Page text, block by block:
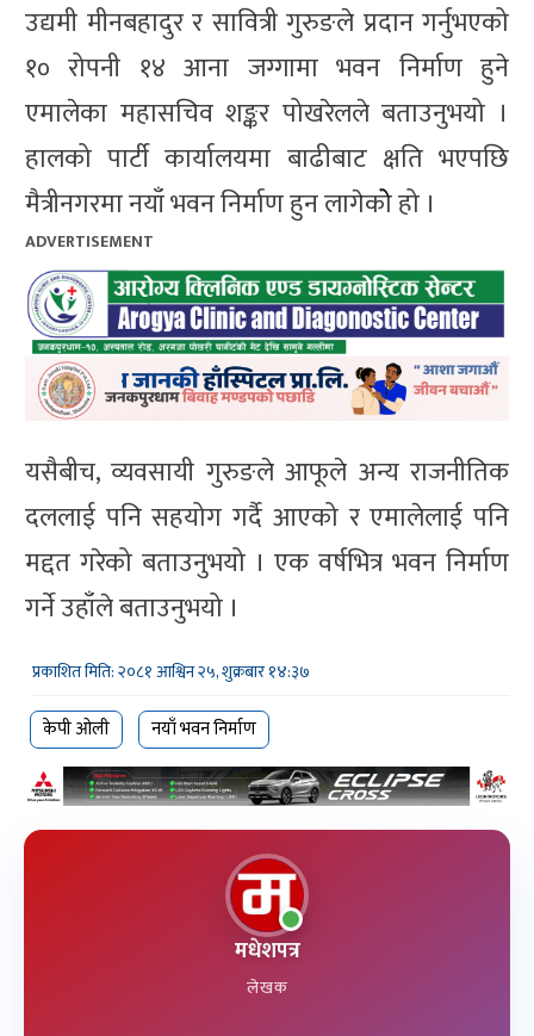
उद्यमी मीनबहादुर र सावित्री गुरुङले प्रदान गर्नुभएको
१० रोपनी १४ आना जग्गामा भवन निर्माण हुने
एमालेका महासचिव शङ्कर पोखरेलले बताउनुभयो ।
हालको पार्टी कार्यालयमा बाढीबाट क्षति भएपछि
मैत्रीनगरमा नयाँ भवन निर्माण हुन लागेकोे हो ।
ADVERTISEMENT
यसैबीच, व्यवसायी गुरुङले आफूले अन्य राजनीतिक
दललाई पनि सहयोग गर्दै आएको र एमालेलाई पनि
मद्दत गरेको बताउनुभयो । एक वर्षभित्र भवन निर्माण
गर्ने उहाँले बताउनुभयो ।
प्रकाशित मिति: २०८१ आश्विन २५, शुक्रबार १४:३७
केपी ओली नयाँ भवन निर्माण
मधेशपत्र
लेखक